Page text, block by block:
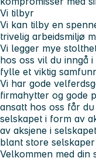
Vi tilbyr
Vi kan tilby en
trivelig arbeidsmiljø
Vi legger mye
hos oss vil du inngå
fylle et viktig
Vi har gode
firmahytter og gode
ansatt hos oss får
selskapet i form av
av aksjene i
blant store
Velkommen med din